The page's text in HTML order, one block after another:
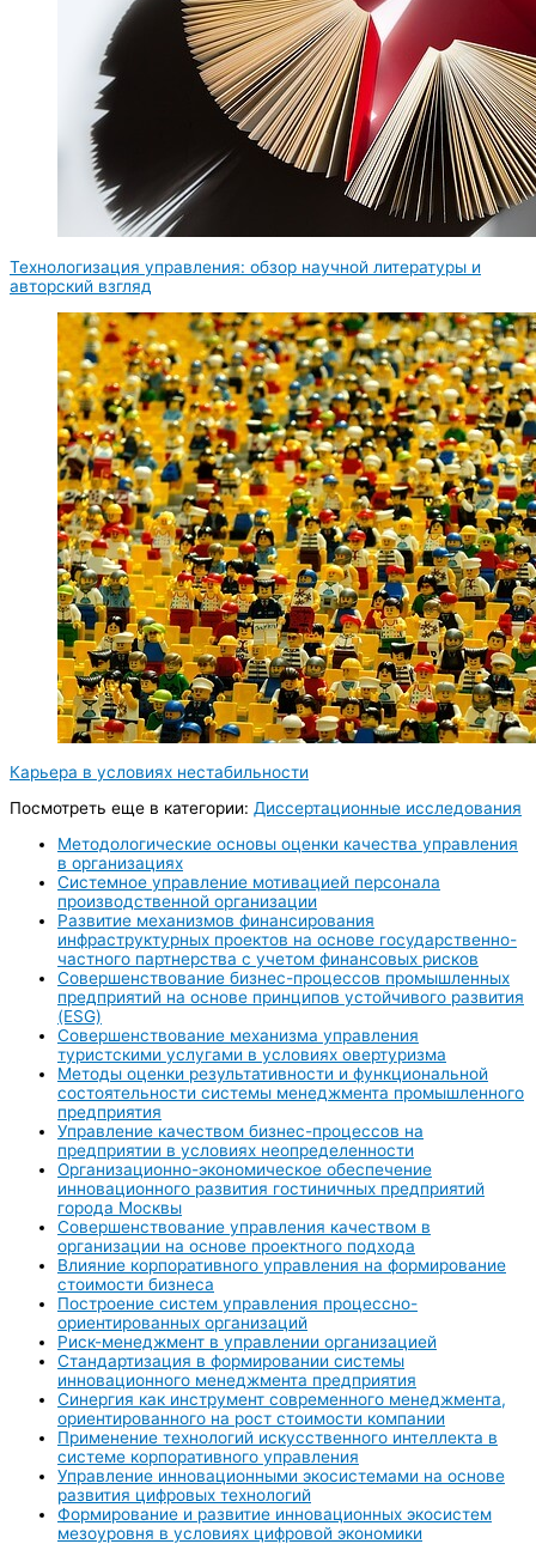
Технологизация управления: обзор научной литературы и
авторский взгляд
Карьера в условиях нестабильности
Посмотреть еще в категории: Диссертационные исследования
Методологические основы оценки качества управления
в организациях
Системное управление мотивацией персонала
производственной организации
Развитие механизмов финансирования
инфраструктурных проектов на основе государственно-
частного партнерства с учетом финансовых рисков
Совершенствование бизнес-процессов промышленных
предприятий на основе принципов устойчивого развития
(ESG)
Совершенствование механизма управления
туристскими услугами в условиях овертуризма
Методы оценки результативности и функциональной
состоятельности системы менеджмента промышленного
предприятия
Управление качеством бизнес-процессов на
предприятии в условиях неопределенности
Организационно-экономическое обеспечение
инновационного развития гостиничных предприятий
города Москвы
Совершенствование управления качеством в
организации на основе проектного подхода
Влияние корпоративного управления на формирование
стоимости бизнеса
Построение систем управления процессно-
ориентированных организаций
Риск-менеджмент в управлении организацией
Стандартизация в формировании системы
инновационного менеджмента предприятия
Синергия как инструмент современного менеджмента,
ориентированного на рост стоимости компании
Применение технологий искусственного интеллекта в
системе корпоративного управления
Управление инновационными экосистемами на основе
развития цифровых технологий
Формирование и развитие инновационных экосистем
мезоуровня в условиях цифровой экономики